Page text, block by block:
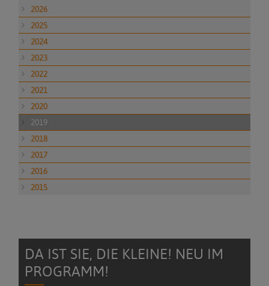
2026
2025
2024
2023
2022
2021
2020
2019
2018
2017
2016
2015
DA IST SIE, DIE KLEINE! NEU IM
PROGRAMM!